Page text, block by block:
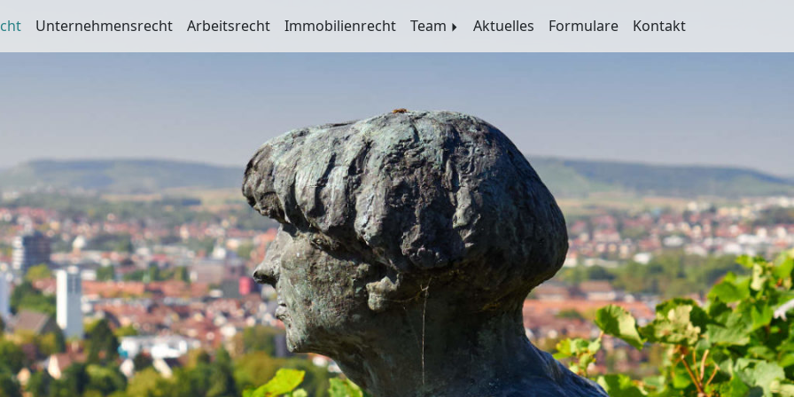
Unternehmensrecht Arbeitsrecht Immobilienrecht Team Aktuelles Formulare Kontakt